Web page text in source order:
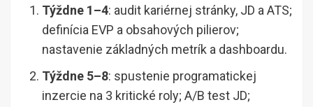
Týždne 1–4: audit kariérnej stránky, JD a ATS;
definícia EVP a obsahových pilierov;
nastavenie základných metrík a dashboardu.
Týždne 5–8: spustenie programatickej
inzercie na 3 kritické roly; A/B test JD;